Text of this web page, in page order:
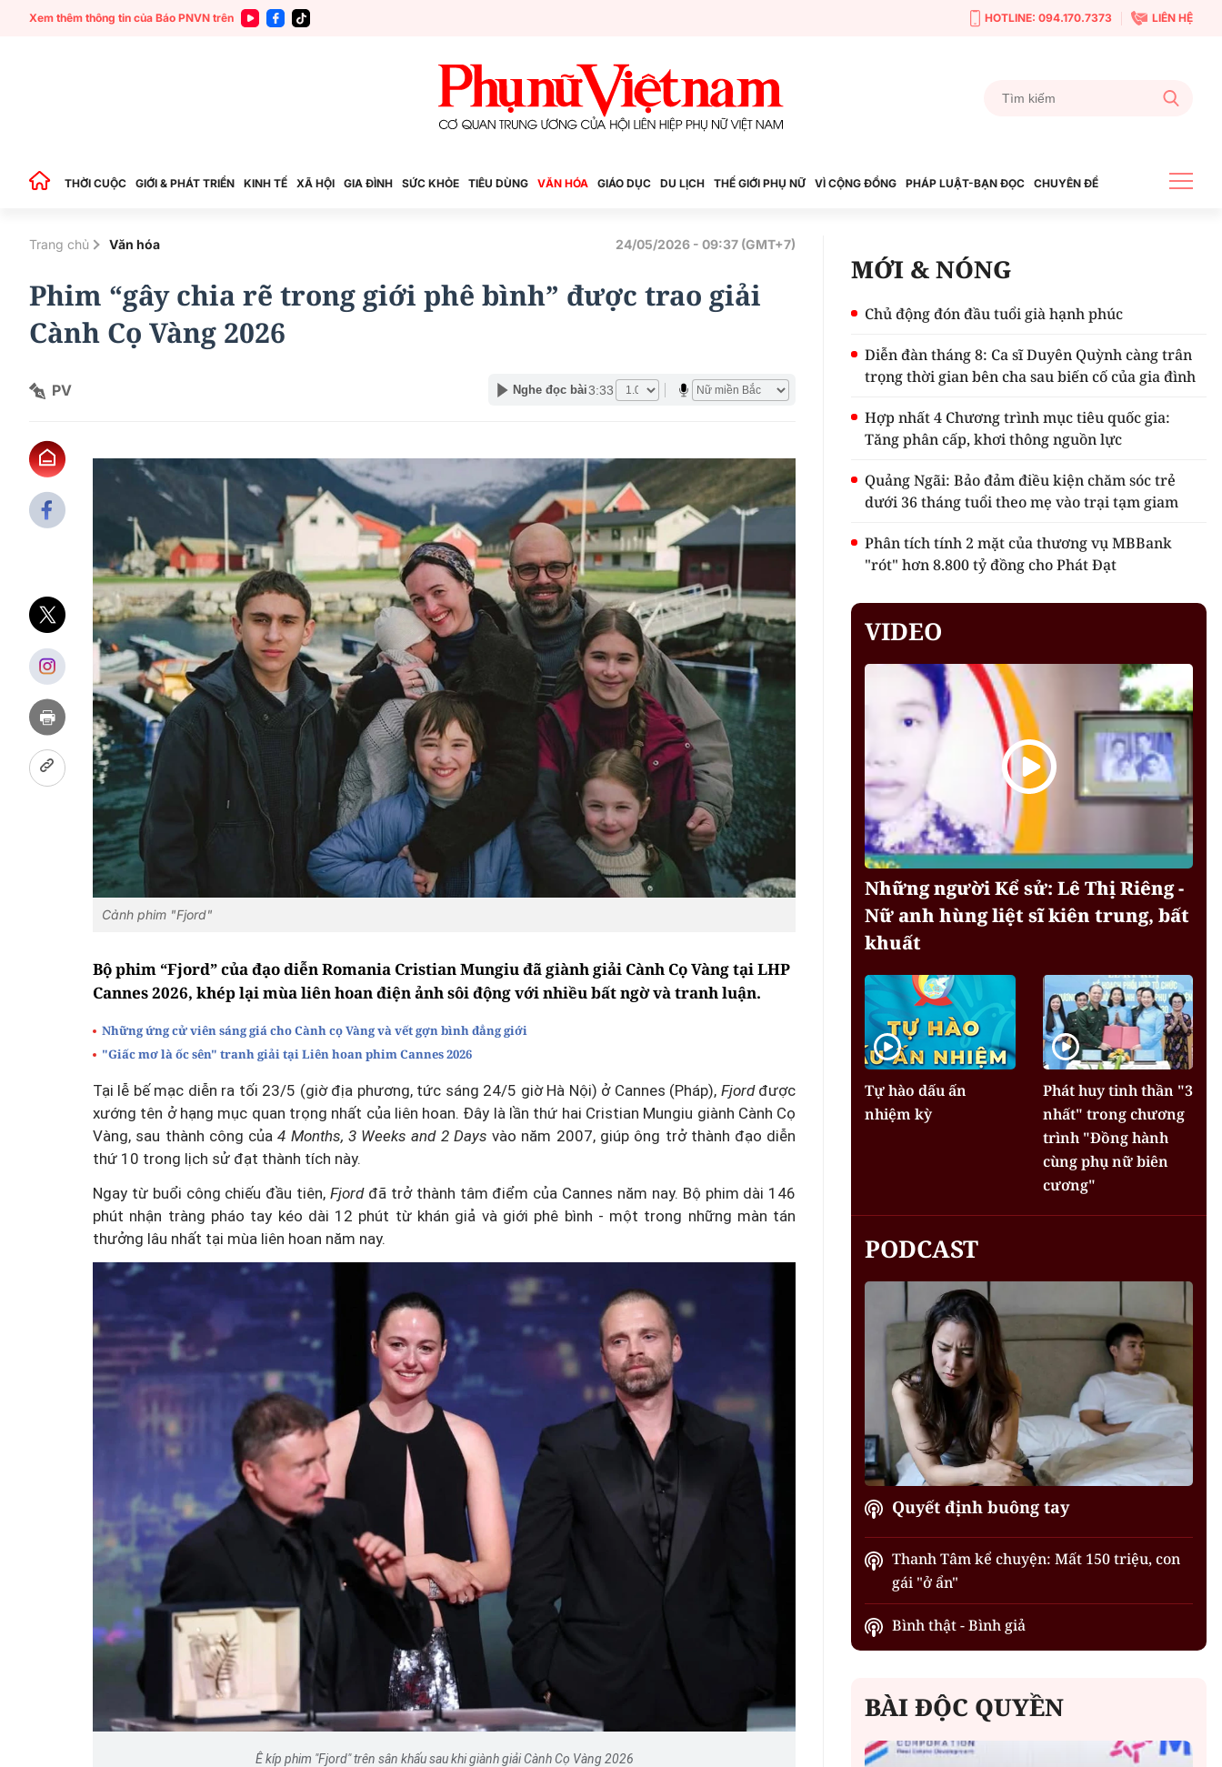
Xem thêm thông tin của Báo PNVN trên HOTLINE: 094.170.7373 LIÊN HỆ
THỜI CUỘC GIỚI & PHÁT TRIỂN KINH TẾ XÃ HỘI GIA ĐÌNH SỨC KHỎE TIÊU DÙNG VĂN HÓA GIÁO DỤC DU LỊCH THẾ GIỚI PHỤ NỮ VÌ CỘNG ĐỒNG PHÁP LUẬT-BẠN ĐỌC CHUYÊN ĐỀ
Trang chủ Văn hóa 24/05/2026 - 09:37 (GMT+7)
Phim “gây chia rẽ trong giới phê bình” được trao giải
Cành Cọ Vàng 2026
PV Nghe đọc bài3:33
Cảnh phim "Fjord"
Bộ phim “Fjord” của đạo diễn Romania Cristian Mungiu đã giành giải Cành Cọ Vàng tại LHP
Cannes 2026, khép lại mùa liên hoan điện ảnh sôi động với nhiều bất ngờ và tranh luận.
Những ứng cử viên sáng giá cho Cành cọ Vàng và vết gợn bình đẳng giới
"Giấc mơ là ốc sên" tranh giải tại Liên hoan phim Cannes 2026
Tại lễ bế mạc diễn ra tối 23/5 (giờ địa phương, tức sáng 24/5 giờ Hà Nội) ở Cannes (Pháp), Fjordđược
xướng tên ở hạng mục quan trọng nhất của liên hoan. Đây là lần thứ hai Cristian Mungiu giành Cành Cọ
Vàng, sau thành công của4 Months, 3 Weeks and 2 Days vào năm 2007, giúp ông trở thành đạo diễn
thứ 10 trong lịch sử đạt thành tích này.
Ngay từ buổi công chiếu đầu tiên,Fjordđã trở thành tâm điểm của Cannes năm nay. Bộ phim dài 146
phút nhận tràng pháo tay kéo dài 12 phút từ khán giả và giới phê bình - một trong những màn tán
thưởng lâu nhất tại mùa liên hoan năm nay.
Ê kíp phim "Fjord" trên sân khấu sau khi giành giải Cành Cọ Vàng 2026
MỚI & NÓNG
Chủ động đón đầu tuổi già hạnh phúc
Diễn đàn tháng 8: Ca sĩ Duyên Quỳnh càng trân
trọng thời gian bên cha sau biến cố của gia đình
Hợp nhất 4 Chương trình mục tiêu quốc gia:
Tăng phân cấp, khơi thông nguồn lực
Quảng Ngãi: Bảo đảm điều kiện chăm sóc trẻ
dưới 36 tháng tuổi theo mẹ vào trại tạm giam
Phân tích tính 2 mặt của thương vụ MBBank
"rót" hơn 8.800 tỷ đồng cho Phát Đạt
VIDEO
Những người Kể sử: Lê Thị Riêng -
Nữ anh hùng liệt sĩ kiên trung, bất
khuất
Tự hào dấu ấn
nhiệm kỳ
Phát huy tinh thần "3
nhất" trong chương
trình "Đồng hành
cùng phụ nữ biên
cương"
PODCAST
Quyết định buông tay
Thanh Tâm kể chuyện: Mất 150 triệu, con
gái "ở ẩn"
Bình thật - Bình giả
BÀI ĐỘC QUYỀN